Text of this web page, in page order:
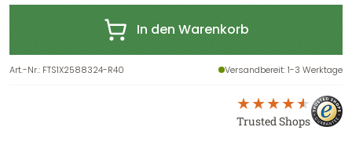
In den Warenkorb
Art.-Nr.: FTS1X2588324-R40 Versandbereit: 1-3 Werktage
Trusted Shops